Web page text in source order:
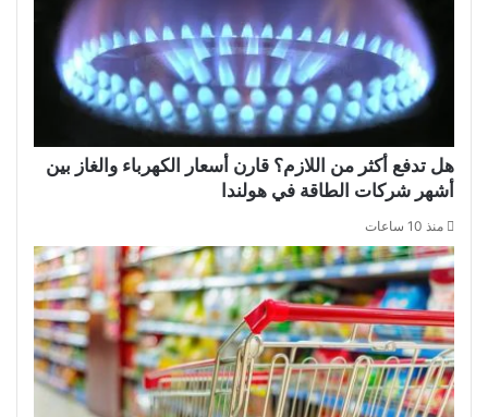
هل تدفع أكثر من اللازم؟ قارن أسعار الكهرباء والغاز بين
أشهر شركات الطاقة في هولندا
منذ 10 ساعات